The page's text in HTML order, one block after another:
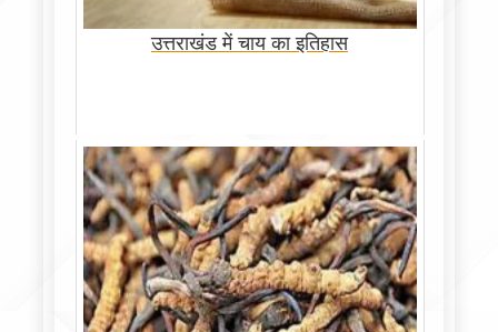
उत्तराखंड में चाय का इतिहास